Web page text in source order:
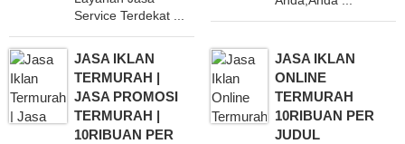
Service Terdekat ...
JASA IKLAN
TERMURAH |
JASA PROMOSI
TERMURAH |
10RIBUAN PER
JASA IKLAN
ONLINE
TERMURAH
10RIBUAN PER
JUDUL